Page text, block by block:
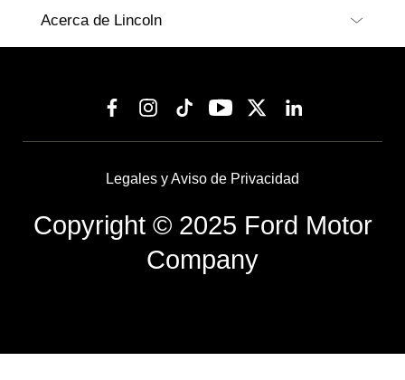
Acerca de Lincoln
Legales y Aviso de Privacidad
Copyright © 2025 Ford Motor
Company